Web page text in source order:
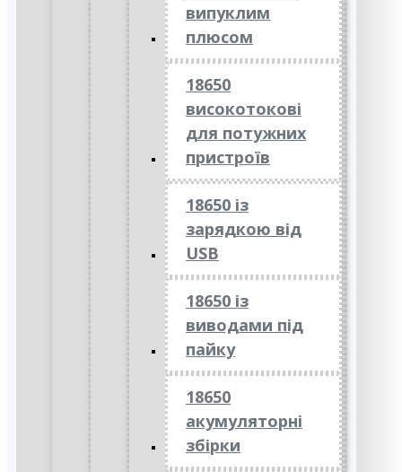
випуклим
плюсом
18650
високотокові
для потужних
пристроїв
18650 із
зарядкою від
USB
18650 із
виводами під
пайку
18650
акумуляторні
збірки